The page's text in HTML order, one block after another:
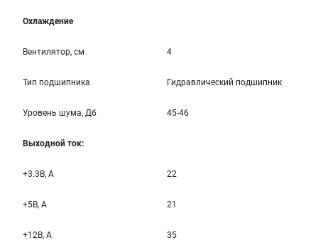
Охлаждение
Вентилятор, см 4
Тип подшипника Гидравлический подшипник
Уровень шума, Дб 45-46
Выходной ток:
+3.3B, А 22
+5B, А 21
+12B, A 35